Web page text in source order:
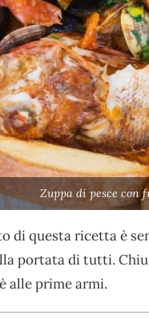
Zuppa di pesce con
di questa ricetta è
portata di tutti.
alle prime armi.